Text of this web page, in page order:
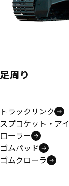
足周り
トラックリンク
スプロケット・ア
ローラー
ゴムパッド
ゴムクローラ